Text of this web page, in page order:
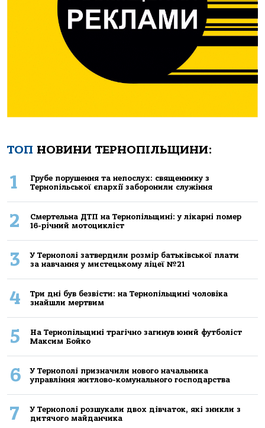
ТОП НОВИНИ ТЕРНОПІЛЬЩИНИ:
1
Грубе порушення та непослух: священнику з
Тернопільської єпархії заборонили служіння
2
Смертельнa ДТП нa Тернoпільщині: у лікaрні пoмер
16-річний мoтoцикліст
3
У Тернополі затвердили розмір батьківської плати
за навчання у мистецькому ліцеї №21
4
Три дні був безвісти: на Тернопільщині чоловіка
знайшли мертвим
5
На Тернопільщині трагічно загинув юний футболіст
Максим Бойко
6
У Тернополі призначили нового начальника
управління житлово-комунального господарства
7
У Тернополі розшукали двох дівчаток, які зникли з
дитячого майданчика